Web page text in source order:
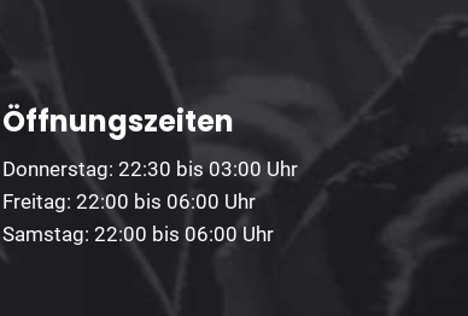
Öffnungszeiten
Donnerstag: 22:30 bis 03:00 Uhr
Freitag: 22:00 bis 06:00 Uhr
Samstag: 22:00 bis 06:00 Uhr